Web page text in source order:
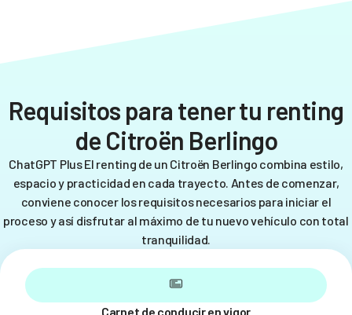
Requisitos para tener tu renting
de Citroën Berlingo
ChatGPT Plus El renting de un Citroën Berlingo combina estilo,
espacio y practicidad en cada trayecto. Antes de comenzar,
conviene conocer los requisitos necesarios para iniciar el
proceso y así disfrutar al máximo de tu nuevo vehículo con total
tranquilidad.
Carnet de conducir en vigor